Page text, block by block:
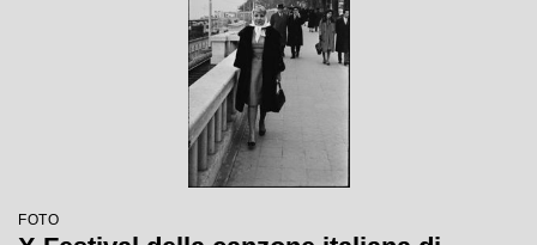
FOTO